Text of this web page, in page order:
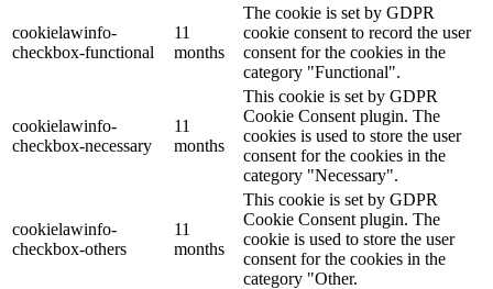
cookielawinfo-
checkbox-functional
11
months
The cookie is set by GDPR
cookie consent to record the user
consent for the cookies in the
category "Functional".
cookielawinfo-
checkbox-necessary
11
months
This cookie is set by GDPR
Cookie Consent plugin. The
cookies is used to store the user
consent for the cookies in the
category "Necessary".
cookielawinfo-
checkbox-others
11
months
This cookie is set by GDPR
Cookie Consent plugin. The
cookie is used to store the user
consent for the cookies in the
category "Other.